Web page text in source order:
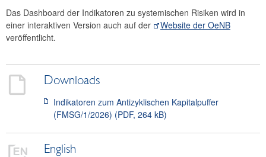
FAQ
Kontakt
Das Dashboard der Indikatoren zu systemischen Risiken wird in
einer interaktiven Version auch auf der
Website der OeNB
veröffentlicht.
Downloads
Indikatoren zum Antizyklischen Kapitalpuffer
(FMSG/1/2026) (PDF, 264 kB)
English